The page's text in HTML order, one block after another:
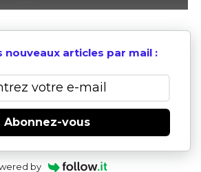
nouveaux articles par mail :
Abonnez-vous
by